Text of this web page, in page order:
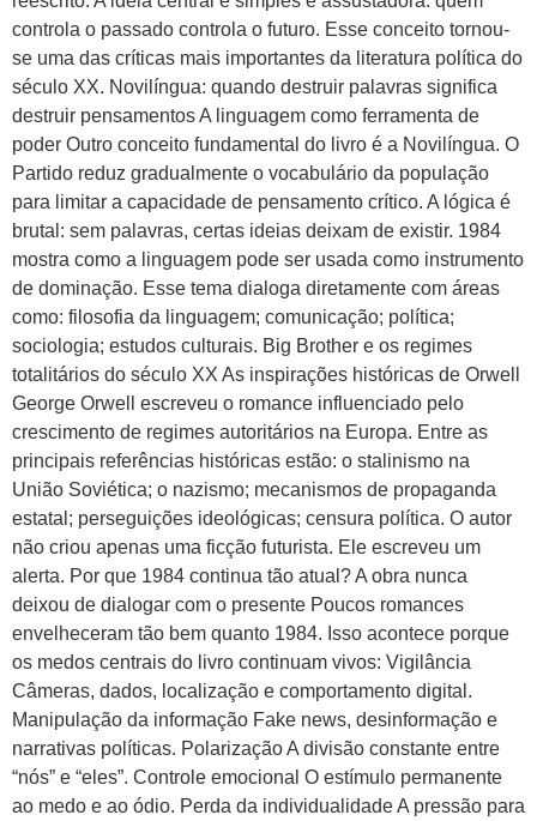
controla o passado controla o futuro. Esse conceito tornou-
se uma das críticas mais importantes da literatura política do
século XX. Novilíngua: quando destruir palavras significa
destruir pensamentos A linguagem como ferramenta de
poder Outro conceito fundamental do livro é a Novilíngua. O
Partido reduz gradualmente o vocabulário da população
para limitar a capacidade de pensamento crítico. A lógica é
brutal: sem palavras, certas ideias deixam de existir. 1984
mostra como a linguagem pode ser usada como instrumento
de dominação. Esse tema dialoga diretamente com áreas
como: filosofia da linguagem; comunicação; política;
sociologia; estudos culturais. Big Brother e os regimes
totalitários do século XX As inspirações históricas de Orwell
George Orwell escreveu o romance influenciado pelo
crescimento de regimes autoritários na Europa. Entre as
principais referências históricas estão: o stalinismo na
União Soviética; o nazismo; mecanismos de propaganda
estatal; perseguições ideológicas; censura política. O autor
não criou apenas uma ficção futurista. Ele escreveu um
alerta. Por que 1984 continua tão atual? A obra nunca
deixou de dialogar com o presente Poucos romances
envelheceram tão bem quanto 1984. Isso acontece porque
os medos centrais do livro continuam vivos: Vigilância
Câmeras, dados, localização e comportamento digital.
Manipulação da informação Fake news, desinformação e
narrativas políticas. Polarização A divisão constante entre
“nós” e “eles”. Controle emocional O estímulo permanente
ao medo e ao ódio. Perda da individualidade A pressão para